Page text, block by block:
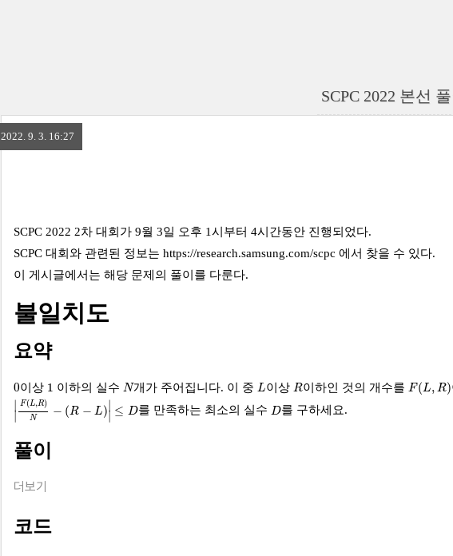
SCPC 2022 본선
2022. 9. 3. 16:27
SCPC 2022 2차 대회가 9월 3일 오후 1시부터 4시간동안 진행되었다.
SCPC 대회와 관련된 정보는 https://research.samsung.com/scpc 에서 찾을 수 있다.
이 게시글에서는 해당 문제의 풀이를 다룬다.
불일치도
요약
0
0이상 1
1 이하의 실수 N
N개가 주어집니다. 이 중L
L 이상R
R이하인 것의 개수를F(L, R)
F(L, )
∣
F(L,R)
N
− (R − L)∣ ≤ D
| F(L, R) D
를 만족하는 최소의 실수 D
D를 구하세요.
풀이
더보기
코드